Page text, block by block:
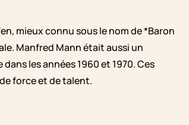
mieux connu sous le nom de *Baron
Manfred Mann était aussi un
les années 1960 et 1970. Ces
force et de talent.